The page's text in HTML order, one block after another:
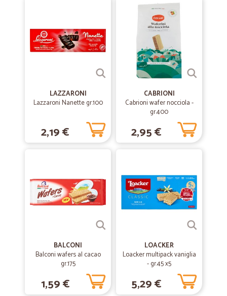
LAZZARONI
Lazzaroni Nanette gr.100
2,19 €
CABRIONI
Cabrioni wafer nocciola -
gr.400
2,95 €
BALCONI
Balconi wafers al cacao
gr.175
1,59 €
LOACKER
Loacker multipack vaniglia
- gr.45 x5
5,29 €